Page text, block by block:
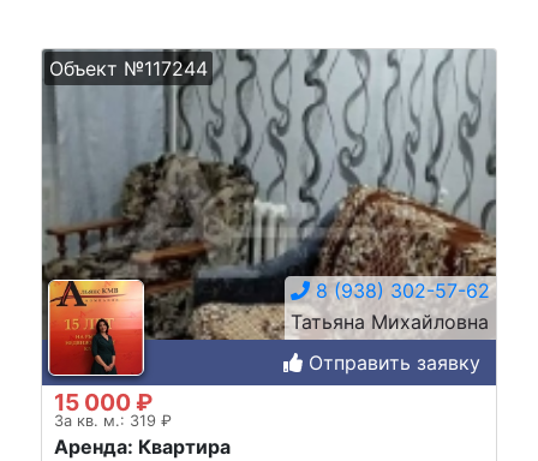
Объект №117244
8 (938) 302-57-62
Татьяна Михайловна
Отправить заявку
15 000 ₽
За кв. м.: 319 ₽
Аренда: Квартира